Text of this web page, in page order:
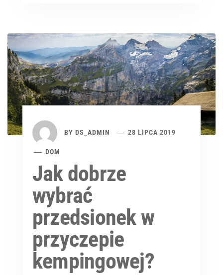
BY DS_ADMIN 28 LIPCA 2019
DOM
Jak dobrze
wybrać
przedsionek w
przyczepie
kempingowej?